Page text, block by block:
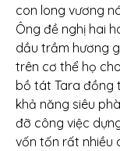
con long vương
Ông đề nghị hai
dầu trầm hương
trên cơ thể họ
bồ tát Tara đồng
khả năng siêu
đỡ công việc
vốn tốn rất nhiều